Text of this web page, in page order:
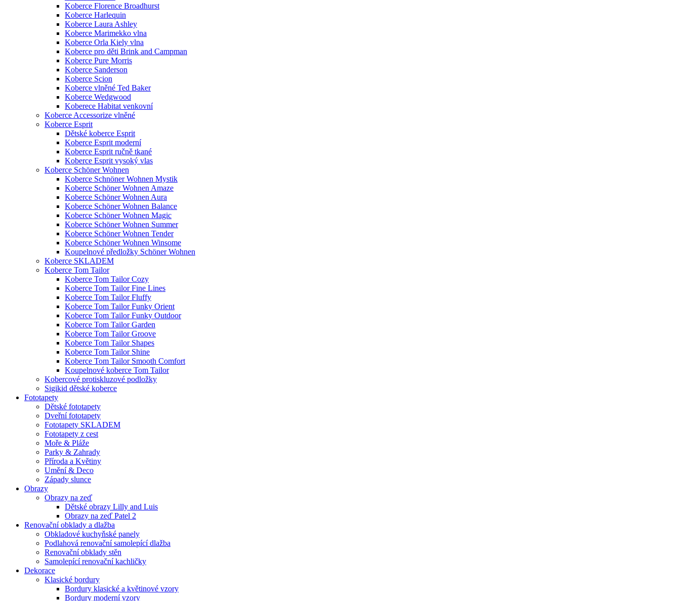
Koberce Florence Broadhurst
Koberce Harlequin
Koberce Laura Ashley
Koberce Marimekko vlna
Koberce Orla Kiely vlna
Koberce pro děti Brink and Campman
Koberce Pure Morris
Koberce Sanderson
Koberce Scion
Koberce vlněné Ted Baker
Koberce Wedgwood
Koberece Habitat venkovní
Koberce Accessorize vlněné
Koberce Esprit
Dětské koberce Esprit
Koberce Esprit moderní
Koberce Esprit ručně tkané
Koberce Esprit vysoký vlas
Koberce Schöner Wohnen
Koberce Schnöner Wohnen Mystik
Koberce Schöner Wohnen Amaze
Koberce Schöner Wohnen Aura
Koberce Schöner Wohnen Balance
Koberce Schöner Wohnen Magic
Koberce Schöner Wohnen Summer
Koberce Schöner Wohnen Tender
Koberce Schöner Wohnen Winsome
Koupelnové předložky Schöner Wohnen
Koberce SKLADEM
Koberce Tom Tailor
Koberce Tom Tailor Cozy
Koberce Tom Tailor Fine Lines
Koberce Tom Tailor Fluffy
Koberce Tom Tailor Funky Orient
Koberce Tom Tailor Funky Outdoor
Koberce Tom Tailor Garden
Koberce Tom Tailor Groove
Koberce Tom Tailor Shapes
Koberce Tom Tailor Shine
Koberce Tom Tailor Smooth Comfort
Koupelnové koberce Tom Tailor
Kobercové protiskluzové podložky
Sigikid dětské koberce
Fototapety
Dětské fototapety
Dveřní fototapety
Fototapety SKLADEM
Fototapety z cest
Moře & Pláže
Parky & Zahrady
Příroda a Květiny
Umění & Deco
Západy slunce
Obrazy
Obrazy na zeď
Dětské obrazy Lilly and Luis
Obrazy na zeď Patel 2
Renovační obklady a dlažba
Obkladové kuchyňské panely
Podlahová renovační samolepící dlažba
Renovační obklady stěn
Samolepící renovační kachličky
Dekorace
Klasické bordury
Bordury klasické a květinové vzory
Bordury moderní vzory